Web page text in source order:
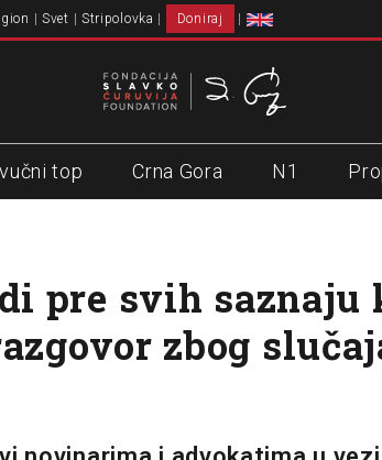
Svet Stripolovka Doniraj
top Crna Gora N1
pre svih saznaju
zbog